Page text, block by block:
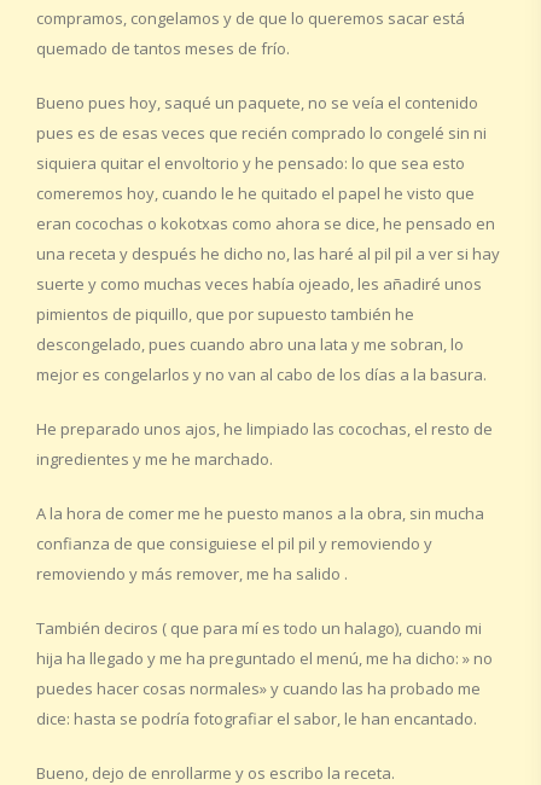
compramos, congelamos y de que lo queremos sacar está
quemado de tantos meses de frío.
Bueno pues hoy, saqué un paquete, no se veía el contenido
pues es de esas veces que recién comprado lo congelé sin ni
siquiera quitar el envoltorio y he pensado: lo que sea esto
comeremos hoy, cuando le he quitado el papel he visto que
eran cocochas o kokotxas como ahora se dice, he pensado en
una receta y después he dicho no, las haré al pil pil a ver si hay
suerte y como muchas veces había ojeado, les añadiré unos
pimientos de piquillo, que por supuesto también he
descongelado, pues cuando abro una lata y me sobran, lo
mejor es congelarlos y no van al cabo de los días a la basura.
He preparado unos ajos, he limpiado las cocochas, el resto de
ingredientes y me he marchado.
A la hora de comer me he puesto manos a la obra, sin mucha
confianza de que consiguiese el pil pil y removiendo y
removiendo y más remover, me ha salido .
También deciros ( que para mí es todo un halago), cuando mi
hija ha llegado y me ha preguntado el menú, me ha dicho: » no
puedes hacer cosas normales» y cuando las ha probado me
dice: hasta se podría fotografiar el sabor, le han encantado.
Bueno, dejo de enrollarme y os escribo la receta.